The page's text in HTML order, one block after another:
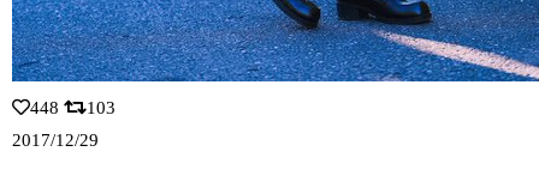
448
103
2017/12/29